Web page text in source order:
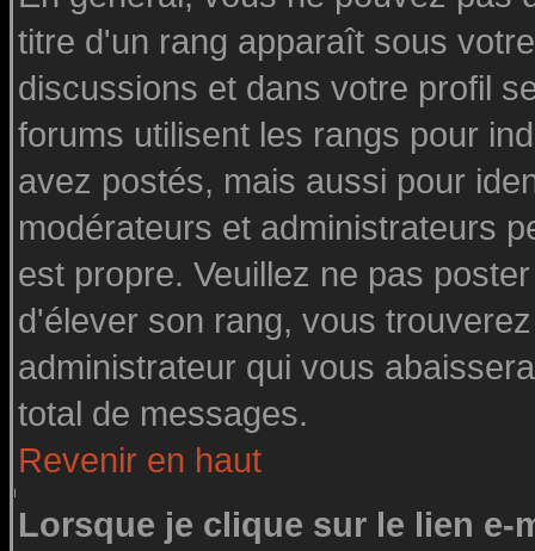
titre d'un rang apparaît sous
discussions et dans votre profil
forums utilisent les rangs pour
avez postés, mais aussi pour
modérateurs et administrateurs
est propre. Veuillez ne pas
d'élever son rang, vous
administrateur qui vous
total de messages.
Revenir en haut
Lorsque je clique sur le lien e-